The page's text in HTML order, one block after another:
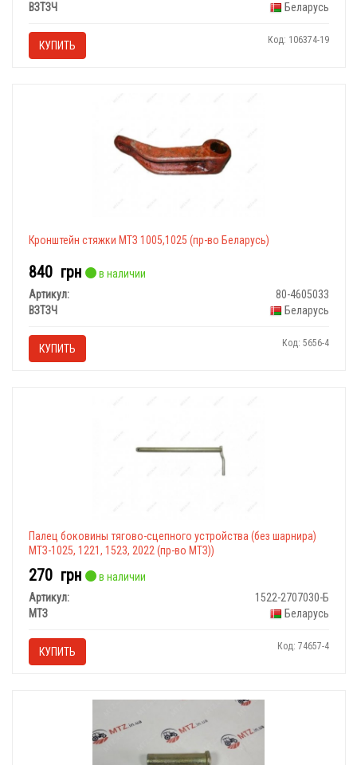
ВЗТЗЧ
Беларусь
КУПИТЬ Код: 106374-19
Кронштейн стяжки МТЗ 1005,1025 (пр-во Беларусь)
840 грн
в наличии
Артикул:
80-4605033
ВЗТЗЧ
Беларусь
КУПИТЬ Код: 5656-4
Палец боковины тягово-сцепного устройства (без шарнира)
МТЗ-1025, 1221, 1523, 2022 (пр-во МТЗ))
270 грн
в наличии
Артикул:
1522-2707030-Б
МТЗ
Беларусь
КУПИТЬ Код: 74657-4